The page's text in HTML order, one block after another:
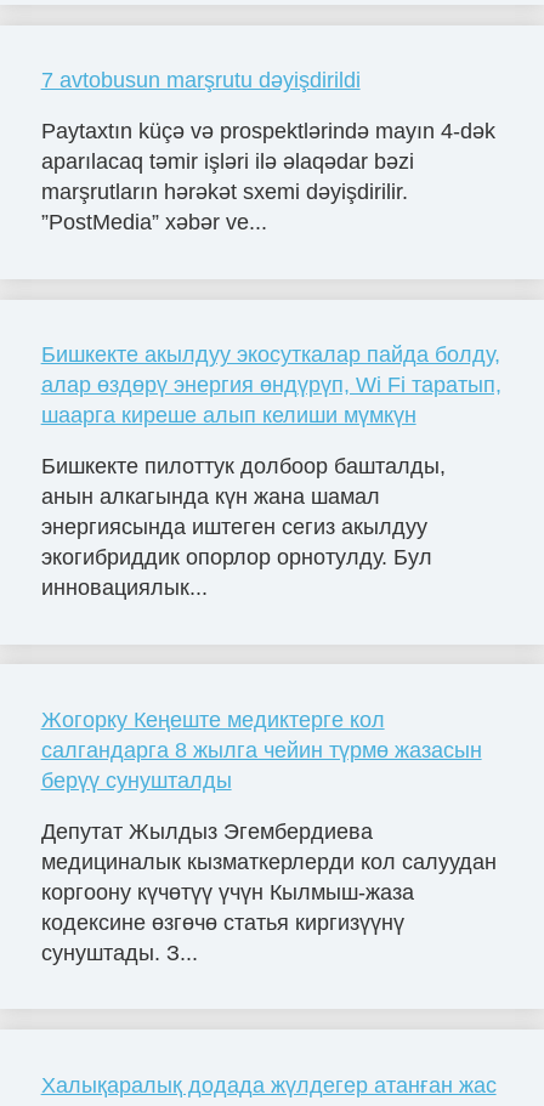
7 avtobusun marşrutu dəyişdirildi
Paytaxtın küçə və prospektlərində mayın 4-dək
aparılacaq təmir işləri ilə əlaqədar bəzi
marşrutların hərəkət sxemi dəyişdirilir.
”PostMedia” xəbər ve...
Бишкекте акылдуу экосуткалар пайда болду,
алар өздөрү энергия өндүрүп, Wi Fi таратып,
шаарга киреше алып келиши мүмкүн
Бишкекте пилоттук долбоор башталды,
анын алкагында күн жана шамал
энергиясында иштеген сегиз акылдуу
экогибриддик опорлор орнотулду. Бул
инновациялык...
Жогорку Кеңеште медиктерге кол
салгандарга 8 жылга чейин түрмө жазасын
берүү сунушталды
Депутат Жылдыз Эгембердиева
медициналык кызматкерлерди кол салуудан
коргоону күчөтүү үчүн Кылмыш-жаза
кодексине өзгөчө статья киргизүүнү
сунуштады. З...
Халықаралық додада жүлдегер атанған жас